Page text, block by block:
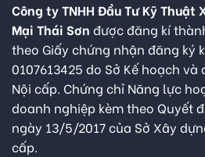
Công ty TNHH Đầu Tư Kỹ Thuật
Mại Thái Sơn được đăng kí
theo Giấy chứng nhận đăng ký
0107613425 do Sở Kế hoạch
Nội cấp. Chứng chỉ Năng lực
doanh nghiệp kèm theo Quyết
ngày 13/5/2017 của Sở Xây
cấp.